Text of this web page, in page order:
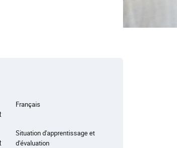
Français
Situation d'apprentissage et
d'évaluation